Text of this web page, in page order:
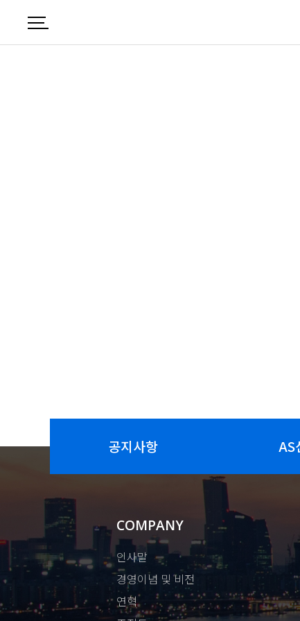
공지사항 AS
COMPANY
인사말
경영이념 및 비전
연혁